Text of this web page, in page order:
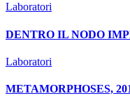
Laboratori
DENTRO IL NODO
Laboratori
METAMORPHOSES,